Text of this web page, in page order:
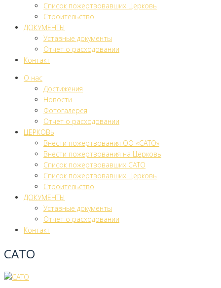
Список пожертвовавших Церковь
Строительство
ДОКУМЕНТЫ
Уставные документы
Отчет о расходовании
Контакт
О нас
Достижения
Новости
Фотогалерея
Отчет о расходовании
ЦЕРКОВЬ
Внести пожертвования ОО «САТО»
Внести пожертвования на Церковь
Список пожертвовавших САТО
Список пожертвовавших Церковь
Строительство
ДОКУМЕНТЫ
Уставные документы
Отчет о расходовании
Контакт
САТО